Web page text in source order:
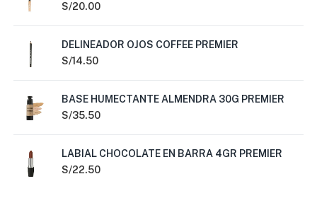
S/20.00
DELINEADOR OJOS COFFEE PREMIER
S/14.50
BASE HUMECTANTE ALMENDRA 30G PREMIER
S/35.50
LABIAL CHOCOLATE EN BARRA 4GR PREMIER
S/22.50